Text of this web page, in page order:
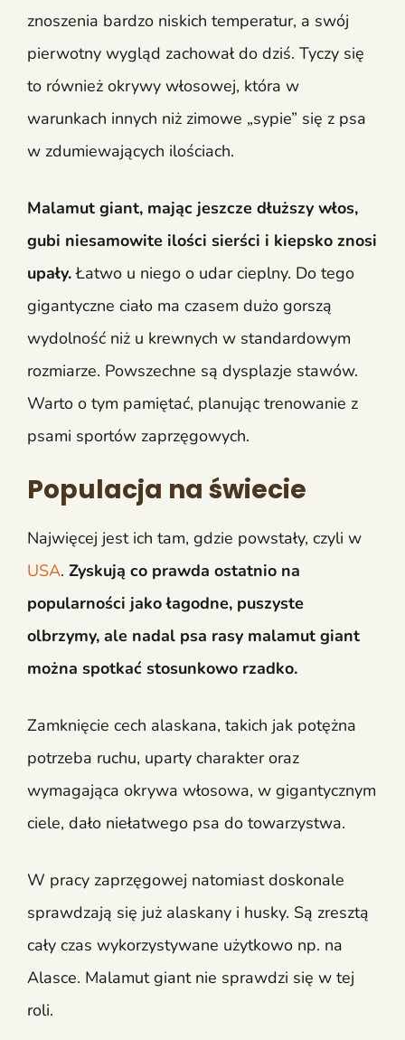
znoszenia bardzo niskich temperatur, a swój
pierwotny wygląd zachował do dziś. Tyczy się
to również okrywy włosowej, która w
warunkach innych niż zimowe „sypie” się z psa
w zdumiewających ilościach.
Malamut giant, mając jeszcze dłuższy włos,
gubi niesamowite ilości sierści i kiepsko znosi
upały.Łatwo u niego o udar cieplny. Do tego
gigantyczne ciało ma czasem dużo gorszą
wydolność niż u krewnych w standardowym
rozmiarze. Powszechne są dysplazje stawów.
Warto o tym pamiętać, planując trenowanie z
psami sportów zaprzęgowych.
Populacja na świecie
Najwięcej jest ich tam, gdzie powstały, czyli w
USA. Zyskują co prawda ostatnio na
popularności jako łagodne, puszyste
olbrzymy, ale nadal psa rasy malamut giant
można spotkać stosunkowo rzadko.
Zamknięcie cech alaskana, takich jak potężna
potrzeba ruchu, uparty charakter oraz
wymagająca okrywa włosowa, w gigantycznym
ciele, dało niełatwego psa do towarzystwa.
W pracy zaprzęgowej natomiast doskonale
sprawdzają się już alaskany i husky. Są zresztą
cały czas wykorzystywane użytkowo np. na
Alasce. Malamut giant nie sprawdzi się w tej
roli.